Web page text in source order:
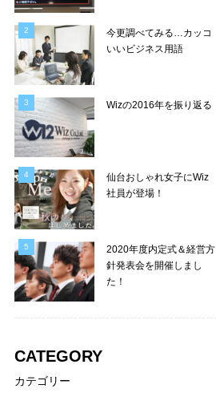
今更調べてみる…カッコ
いいビジネス用語
Wizの2016年を振り返る
仙台おしゃれ女子にWiz
社員が登場！
2020年度内定式＆経営方
針発表会を開催しまし
た！
CATEGORY
カテゴリー